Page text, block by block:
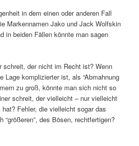
in dem einen oder anderen Fall
Markennamen Jako und Jack Wolfskin
in beiden Fällen könnte man sagen
schreit, der nicht im Recht ist? Wenn
Lage komplizierter ist, als “Abmahnung
zu groß, könnte man sich nicht so
schreit, der vielleicht – nur vielleicht
Fehler, die vielleicht sogar das
“größeren”, des Bösen, rechtfertigen?